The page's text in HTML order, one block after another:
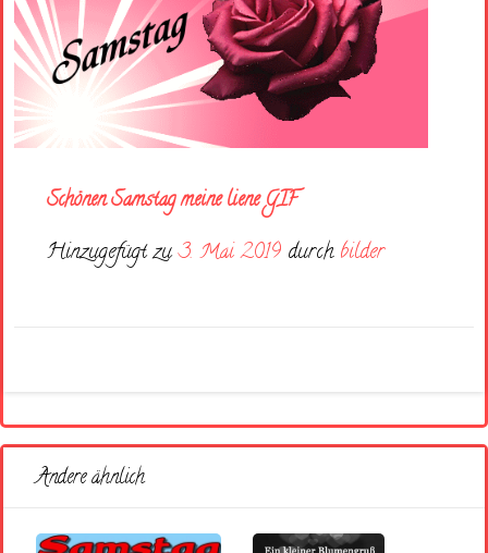
Schönen Samstag meine liene GIF
Hinzugefügt zu3. Mai 2019 durch bilder
Andere ähnlich